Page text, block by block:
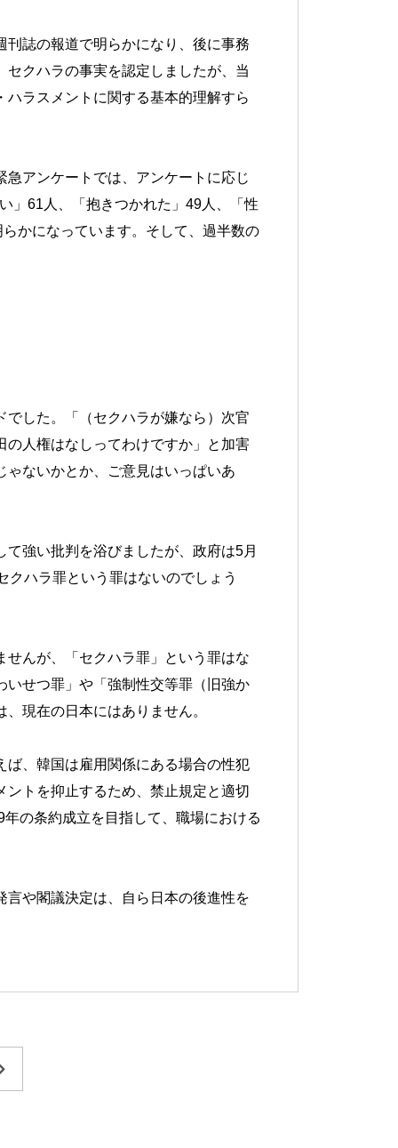
誌の報道で明らかになり、後に事務
クハラの事実を認定しましたが、当
ラスメントに関する基本的理解すら
アンケートでは、アンケートに応じ
」61人、「抱きつかれた」49人、「性
かになっています。そして、過半数の
した。「（セクハラが嫌なら）次官
人権はなしってわけですか」と加害
ないかとか、ご意見はいっぱいあ
強い批判を浴びましたが、政府は5月
ハラ罪という罪はないのでしょう
んが、「セクハラ罪」という罪はな
せつ罪」や「強制性交等罪（旧強か
現在の日本にはありません。
、韓国は雇用関係にある場合の性犯
トを抑止するため、禁止規定と適切
の条約成立を目指して、職場における
や閣議決定は、自ら日本の後進性を